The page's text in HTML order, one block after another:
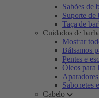
Sabões de
Suporte de
Taça de
Cuidados de
Mostrar
Bálsamos
Pentes e
Óleos para
Sabonetes
Cabelo